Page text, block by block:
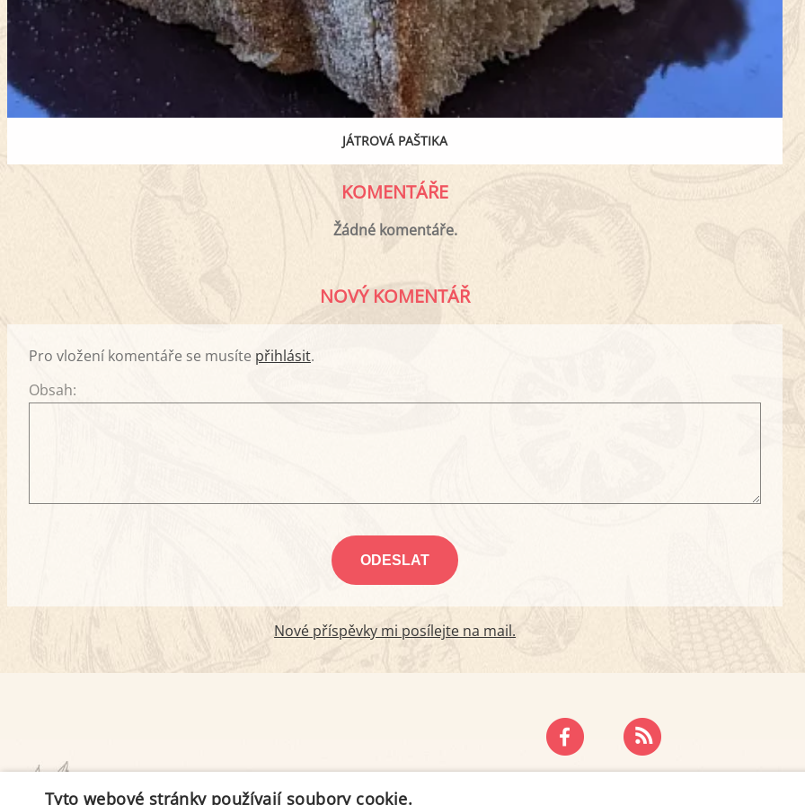
JÁTROVÁ PAŠTIKA
KOMENTÁŘE
Žádné komentáře.
NOVÝ KOMENTÁŘ
Pro vložení komentáře se musíte přihlásit.
Obsah:
Nové příspěvky mi posílejte na mail.
PODMÍNKY UŽITÍ ZÁSADY OCHRANY OSOBNÍCH ÚDAJŮ
Tyto webové stránky používají soubory cookie.